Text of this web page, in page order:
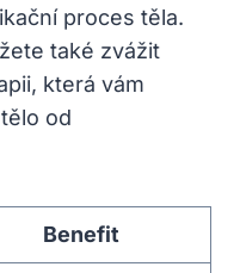
proces těla.
také zvážit
která vám
od
Benefit